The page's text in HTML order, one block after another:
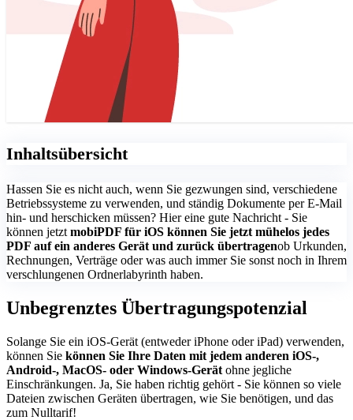
Inhaltsübersicht
Hassen Sie es nicht auch, wenn Sie gezwungen sind, verschiedene
Betriebssysteme zu verwenden, und ständig Dokumente per E-Mail
hin- und herschicken müssen? Hier eine gute Nachricht - Sie
können jetzt mobiPDF für iOS können Sie jetzt mühelos jedes
PDF auf ein anderes Gerät und zurück übertragenob Urkunden,
Rechnungen, Verträge oder was auch immer Sie sonst noch in Ihrem
verschlungenen Ordnerlabyrinth haben.
Unbegrenztes Übertragungspotenzial
Solange Sie ein iOS-Gerät (entweder iPhone oder iPad) verwenden,
können Sie können Sie Ihre Daten mit jedem anderen iOS-,
Android-, MacOS- oder Windows-Gerät ohne jegliche
Einschränkungen. Ja, Sie haben richtig gehört - Sie können so viele
Dateien zwischen Geräten übertragen, wie Sie benötigen, und das
zum Nulltarif!